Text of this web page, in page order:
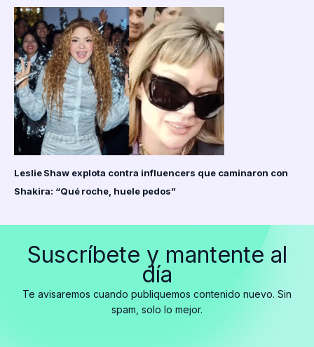
Leslie Shaw explota contra influencers que caminaron con
Shakira: “Qué roche, huele pedos”
Suscríbete y mantente al
día
Te avisaremos cuando publiquemos contenido nuevo. Sin
spam, solo lo mejor.